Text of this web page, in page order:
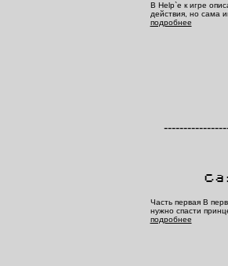
В Help`е к игре
действия, но сама
подробнее
Часть первая В
нужно спасти
подробнее